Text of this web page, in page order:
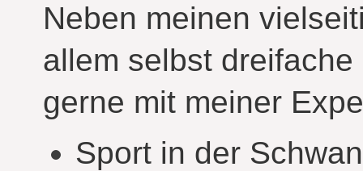
Neben meinen
allem selbst
gerne mit meiner
Sport in der